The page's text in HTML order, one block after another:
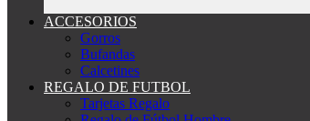
ACCESORIOS
Gorros
Bufandas
Calcetines
REGALO DE FUTBOL
Tarjetas Regalo